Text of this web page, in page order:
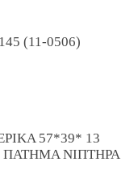
(11-0506)
57*39* 13
ΠΑΤΗΜΑ ΝΙΠΤΗΡΑ